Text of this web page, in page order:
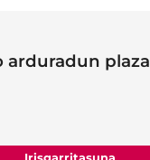
plaza